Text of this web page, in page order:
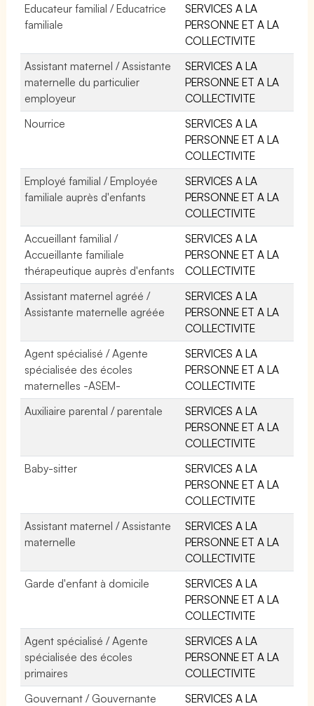
Educateur familial / Educatrice
familiale
SERVICES A LA
PERSONNE ET A LA
COLLECTIVITE
Assistant maternel / Assistante
maternelle du particulier
employeur
SERVICES A LA
PERSONNE ET A LA
COLLECTIVITE
Nourrice
SERVICES A LA
PERSONNE ET A LA
COLLECTIVITE
Employé familial / Employée
familiale auprès d'enfants
SERVICES A LA
PERSONNE ET A LA
COLLECTIVITE
Accueillant familial /
Accueillante familiale
thérapeutique auprès d'enfants
SERVICES A LA
PERSONNE ET A LA
COLLECTIVITE
Assistant maternel agréé /
Assistante maternelle agréée
SERVICES A LA
PERSONNE ET A LA
COLLECTIVITE
Agent spécialisé / Agente
spécialisée des écoles
maternelles -ASEM-
SERVICES A LA
PERSONNE ET A LA
COLLECTIVITE
Auxiliaire parental / parentale
SERVICES A LA
PERSONNE ET A LA
COLLECTIVITE
Baby-sitter
SERVICES A LA
PERSONNE ET A LA
COLLECTIVITE
Assistant maternel / Assistante
maternelle
SERVICES A LA
PERSONNE ET A LA
COLLECTIVITE
Garde d'enfant à domicile
SERVICES A LA
PERSONNE ET A LA
COLLECTIVITE
Agent spécialisé / Agente
spécialisée des écoles
primaires
SERVICES A LA
PERSONNE ET A LA
COLLECTIVITE
Gouvernant / Gouvernante
SERVICES A LA